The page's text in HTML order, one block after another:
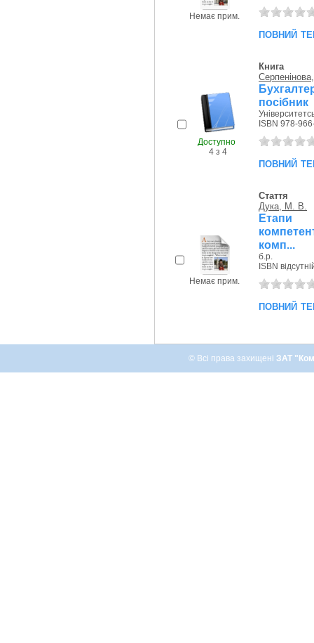
Немає прим.
повний
Доступно
4 з 4
Книга
посібник
ISBN 978-
повний
Немає прим.
Стаття
Дука, М. В.
Етапи
комп...
б.р.
ISBN
повний
© Всі права захищені ЗАТ